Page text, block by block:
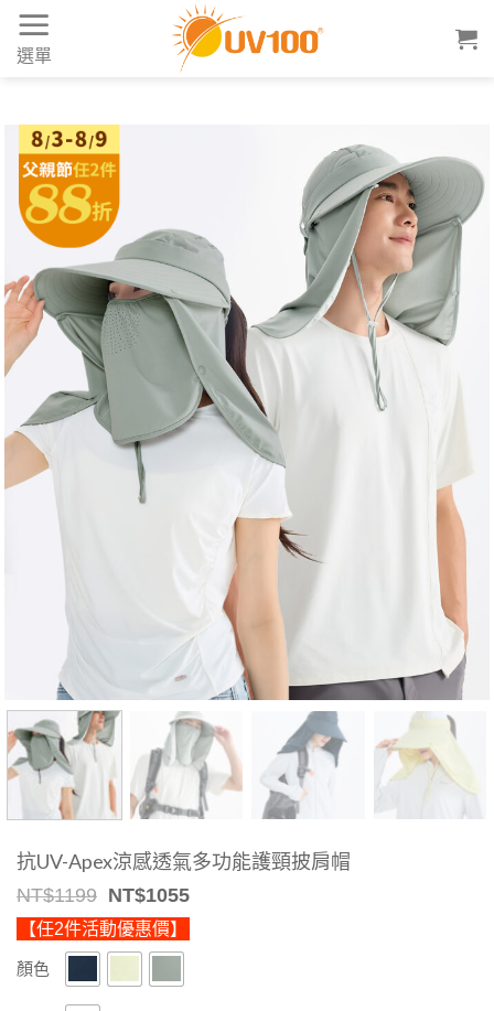
Skip
content
選單
抗UV-Apex涼感透氣多功能護頸披肩帽
NT$1199 Original
price
was:
NT$1199.
NT$1055Current
price
【任2件活動優惠價】
顏色